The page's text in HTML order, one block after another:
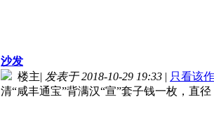
沙发
楼主| 发表于 2018-10-29 19:33 | 只看该
清“咸丰通宝”背满汉“宣”套子钱一枚，直